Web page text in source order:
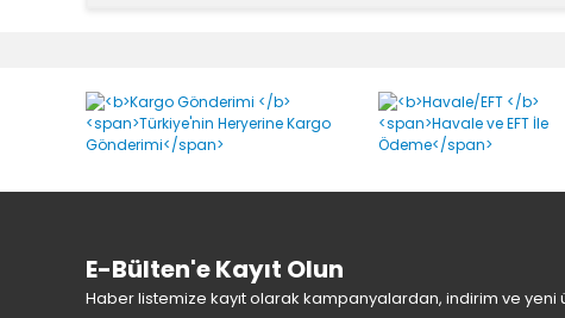
Ürün resmi kalitesiz, bozuk veya görüntülenemiyor.
Ürün açıklamasında eksik bilgiler bulunuyor.
Ürün bilgilerinde hatalar bulunuyor.
Ürün fiyatı diğer sitelerden daha pahalı.
E-Bülten'e Kayıt Olun
Haber listemize kayıt olarak kampanyalardan, indirim ve